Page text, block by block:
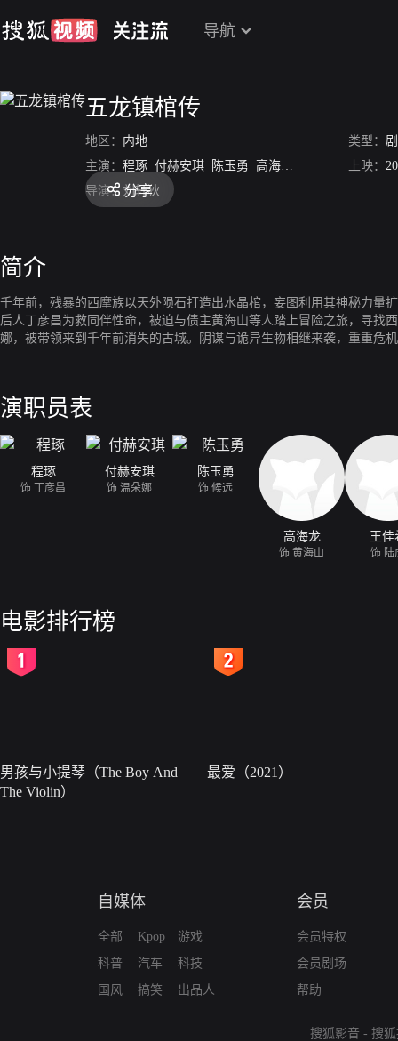
导航
五龙镇棺传
地区： 内地 类型：
主演： 程琢 付赫安琪 陈玉勇 高海龙 上映：
导演： 刘轩狄
分享
简介
千年前，残暴的西摩族以天外陨石打造出水晶棺，妄图利用其神秘力
后人丁彦昌为救同伴性命，被迫与债主黄海山等人踏上冒险之旅，寻找
娜，被带领来到千年前消失的古城。阴谋与诡异生物相继来袭，重重危
演职员表
程琢
饰 丁彦昌
付赫安琪
饰 温朵娜
陈玉勇
饰 候远
高海龙
饰 黄海山
王佳
饰 陆
电影排行榜
男孩与小提琴（The Boy And
The Violin）
最爱（2021）
自媒体
全部
科普
国风
Kpop
汽车
搞笑
游戏
科技
出品人
会员
会员特权
会员剧场
帮助
搜狐影音 - 搜